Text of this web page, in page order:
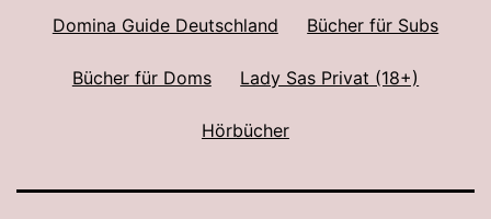
Domina Guide Deutschland Bücher für Subs
Bücher für Doms Lady Sas Privat (18+)
Hörbücher